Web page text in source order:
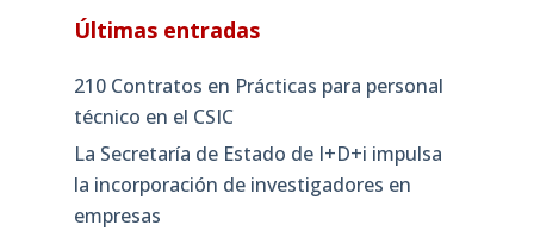
Últimas entradas
210 Contratos en Prácticas para personal
técnico en el CSIC
La Secretaría de Estado de I+D+i impulsa
la incorporación de investigadores en
empresas